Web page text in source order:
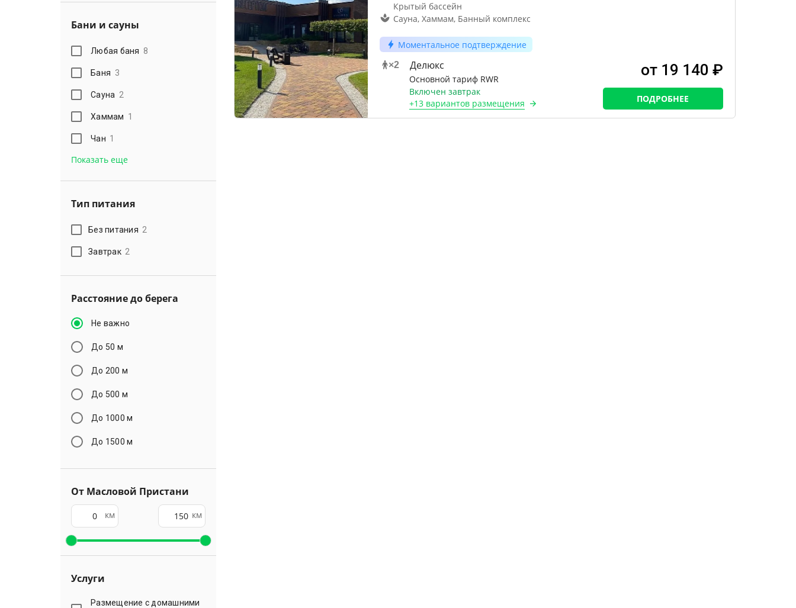
Бани и сауны
Любая баня 8
Баня 3
Сауна 2
Хаммам 1
Чан 1
Показать еще
Тип питания
Без питания 2
Завтрак 2
Расстояние до берега
Не важно
До 50 м
До 200 м
До 500 м
До 1000 м
До 1500 м
От Масловой Пристани
км км
Услуги
Размещение с домашними
Крытый бассейн
Сауна, Хаммам, Банный комплекс
Моментальное подтверждение
×2 Делюкс
Основной тариф RWR
Включен завтрак
+13 вариантовразмещения
от 19 140 ₽
ПОДРОБНЕЕ